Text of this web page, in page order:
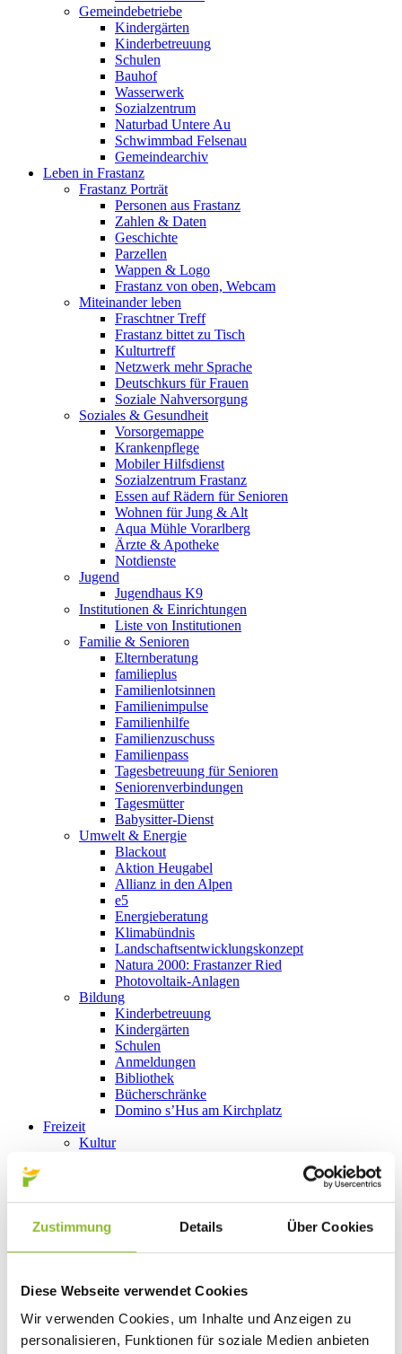
Zustimmung Details Über Cookies
Diese Webseite verwendet Cookies
Wir verwenden Cookies, um Inhalte und Anzeigen zu
personalisieren, Funktionen für soziale Medien anbieten
Gemeindebetriebe
Kindergärten
Kinderbetreuung
Schulen
Bauhof
Wasserwerk
Sozialzentrum
Naturbad Untere Au
Schwimmbad Felsenau
Gemeindearchiv
Leben in Frastanz
Frastanz Porträt
Personen aus Frastanz
Zahlen & Daten
Geschichte
Parzellen
Wappen & Logo
Frastanz von oben, Webcam
Miteinander leben
Fraschtner Treff
Frastanz bittet zu Tisch
Kulturtreff
Netzwerk mehr Sprache
Deutschkurs für Frauen
Soziale Nahversorgung
Soziales & Gesundheit
Vorsorgemappe
Krankenpflege
Mobiler Hilfsdienst
Sozialzentrum Frastanz
Essen auf Rädern für Senioren
Wohnen für Jung & Alt
Aqua Mühle Vorarlberg
Ärzte & Apotheke
Notdienste
Jugend
Jugendhaus K9
Institutionen & Einrichtungen
Liste von Institutionen
Familie & Senioren
Elternberatung
familieplus
Familienlotsinnen
Familienimpulse
Familienhilfe
Familienzuschuss
Familienpass
Tagesbetreuung für Senioren
Seniorenverbindungen
Tagesmütter
Babysitter-Dienst
Umwelt & Energie
Blackout
Aktion Heugabel
Allianz in den Alpen
e5
Energieberatung
Klimabündnis
Landschaftsentwicklungskonzept
Natura 2000: Frastanzer Ried
Photovoltaik-Anlagen
Bildung
Kinderbetreuung
Kindergärten
Schulen
Anmeldungen
Bibliothek
Bücherschränke
Domino s’Hus am Kirchplatz
Freizeit
Kultur
Bibliothek
Gastronomie
Sport
Schwimmbad Felsenau
Schilift Bazora
Spiel- und Sportstätten